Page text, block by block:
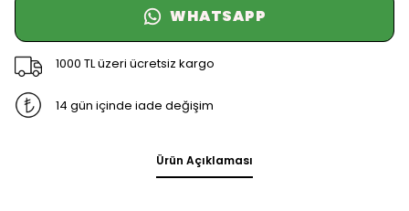
WHATSAPP
1000 TL üzeri ücretsiz kargo
14 gün içinde iade değişim
Ürün Açıklaması